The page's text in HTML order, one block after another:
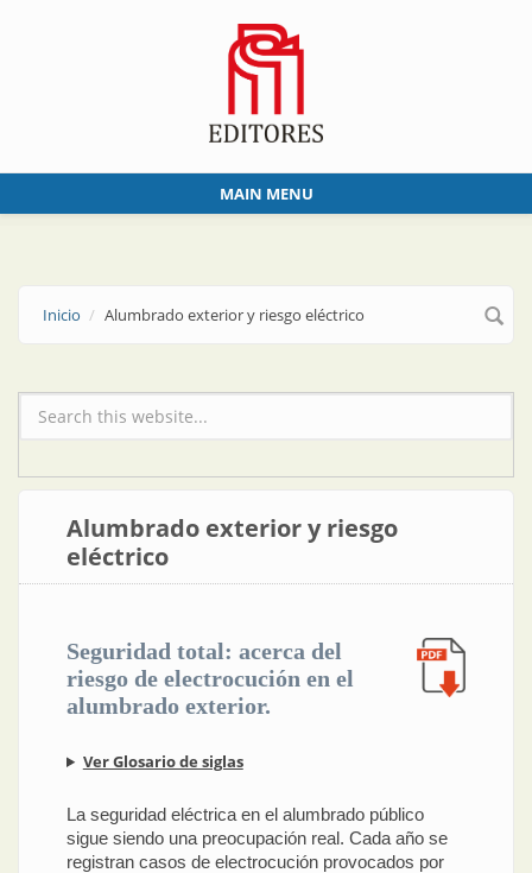
MAIN MENU
Inicio Alumbrado exterior y riesgo eléctrico
Formulario de búsqueda
Alumbrado exterior y riesgo
eléctrico
Seguridad total: acerca del
riesgo de electrocución en el
alumbrado exterior.
Ver Glosario de siglas
La seguridad eléctrica en el alumbrado público
sigue siendo una preocupación real. Cada año se
registran casos de electrocución provocados por